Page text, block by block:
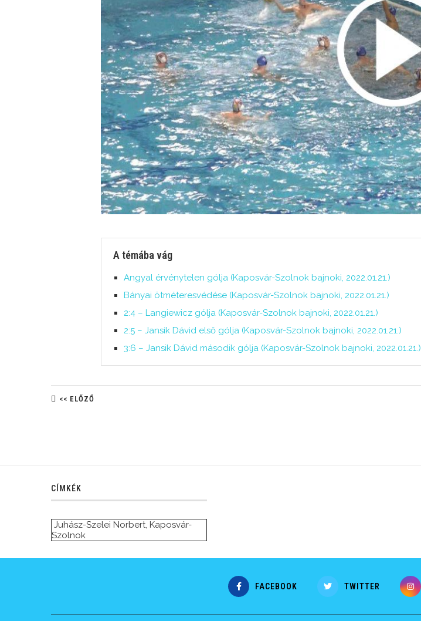
A témába vág
Angyal érvénytelen gólja (Kaposvár-Szolnok bajnoki, 2022.01.21.)
Bányai ötméteresvédése (Kaposvár-Szolnok bajnoki, 2022.01.21.)
2:4 – Langiewicz gólja (Kaposvár-Szolnok bajnoki, 2022.01.21.)
2:5 – Jansik Dávid első gólja (Kaposvár-Szolnok bajnoki, 2022.01.21.)
3:6 – Jansik Dávid második gólja (Kaposvár-Szolnok bajnoki, 2022.01.21.)
<< ELŐZŐ
CÍMKÉK
Juhász-Szelei Norbert, Kaposvár-
Szolnok
FACEBOOK TWITTER